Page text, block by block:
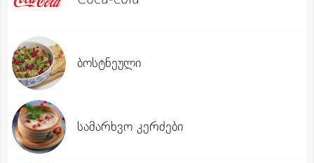
ბოსტნეული
სამარხვო კერძები